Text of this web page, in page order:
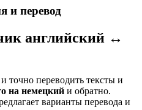
и перевод
английский ↔
точно переводить тексты и
на немецкий и обратно.
варианты перевода и